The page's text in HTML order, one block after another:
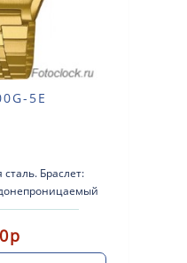
5E
Браслет:
секунды. Диапазо..